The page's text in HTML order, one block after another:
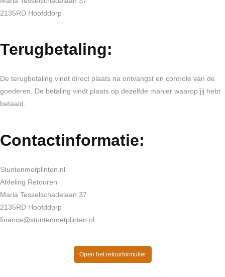
2135RD Hoofddorp
Terugbetaling:
De terugbetaling vindt direct plaats na ontvangst en controle van de
goederen. De betaling vindt plaats op dezelfde manier waarop jij hebt
betaald.
Contactinformatie:
Stuntenmetplinten.nl
Afdeling Retouren
Maria Tesselschadelaan 37
2135RD Hoofddorp
finance@stuntenmetplinten.nl
Open het retourformulier